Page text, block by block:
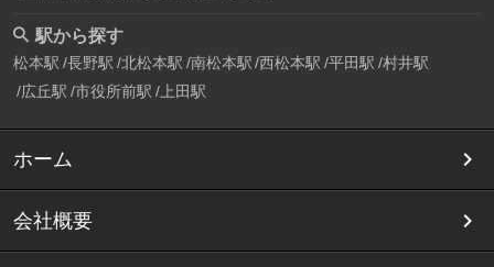
駅から探す
松本駅 長野駅 北松本駅 南松本駅 西松本駅 平田駅 村井駅
広丘駅 市役所前駅 上田駅
ホーム
会社概要